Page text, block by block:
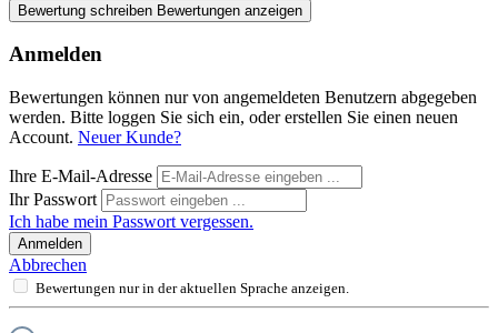
Bewertung schreiben Bewertungen anzeigen
Anmelden
Bewertungen können nur von angemeldeten Benutzern abgegeben
werden. Bitte loggen Sie sich ein, oder erstellen Sie einen neuen
Account. Neuer Kunde?
Ihre E-Mail-Adresse
Ihr Passwort
Ich habe mein Passwort vergessen.
Anmelden
Abbrechen
Bewertungen nur in der aktuellen Sprache anzeigen.